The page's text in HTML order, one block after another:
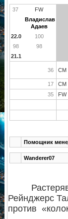
37
FW
Владислав
Адаев
22.0
100
98
98
21.1
36 CM
17 CM
35
FW
Помощник
Wanderer07
Рейнджерс
против